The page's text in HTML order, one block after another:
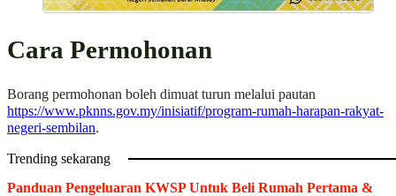
Cara Permohonan
Borang permohonan boleh dimuat turun melalui pautan
https://www.pknns.gov.my/inisiatif/program-rumah-harapan-rakyat-
negeri-sembilan.
Trending sekarang
Panduan Pengeluaran KWSP Untuk Beli Rumah Pertama &